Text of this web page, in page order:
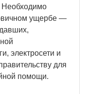
Необходимо
ущербе —
электросети и
для
помощи.